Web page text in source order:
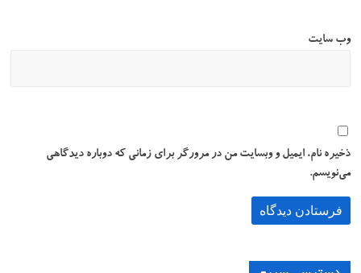
وب‌ سایت
ذخیره نام، ایمیل و وبسایت من در مرورگر برای زمانی که دوباره دیدگاهی
می‌نویسم.